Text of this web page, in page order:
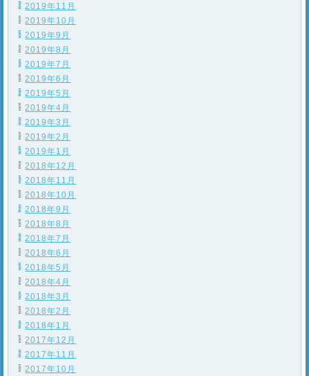
2019年11月
2019年10月
2019年9月
2019年8月
2019年7月
2019年6月
2019年5月
2019年4月
2019年3月
2019年2月
2019年1月
2018年12月
2018年11月
2018年10月
2018年9月
2018年8月
2018年7月
2018年6月
2018年5月
2018年4月
2018年3月
2018年2月
2018年1月
2017年12月
2017年11月
2017年10月